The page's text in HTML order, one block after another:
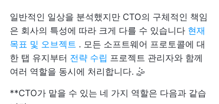
일반적인 일상을 분석했지만 CTO의 구체적인 책임
은 회사의 특성에 따라 크게 다를 수 있습니다 현재
목표 및 오브젝트 . 모든 소프트웨어 프로토콜에 대
한 탭 유지부터 전략 수립 프로젝트 관리자와 함께
여러 역할을 동시에 처리합니다. 🤹
**CTO가 맡을 수 있는 네 가지 역할은 다음과 같습